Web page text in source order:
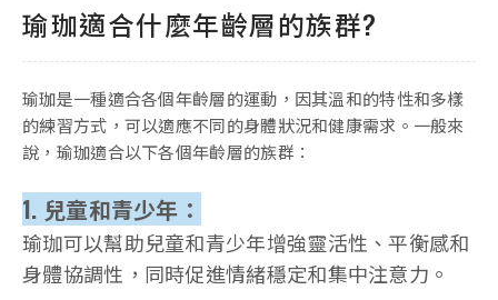
瑜珈適合什麼年齡層的族群?
瑜珈是一種適合各個年齡層的運動，因其溫和的特性和多樣
的練習方式，可以適應不同的身體狀況和健康需求。一般來
說，瑜珈適合以下各個年齡層的族群：
1. 兒童和青少年：
瑜珈可以幫助兒童和青少年增強靈活性、平衡感和
身體協調性，同時促進情緒穩定和集中注意力。